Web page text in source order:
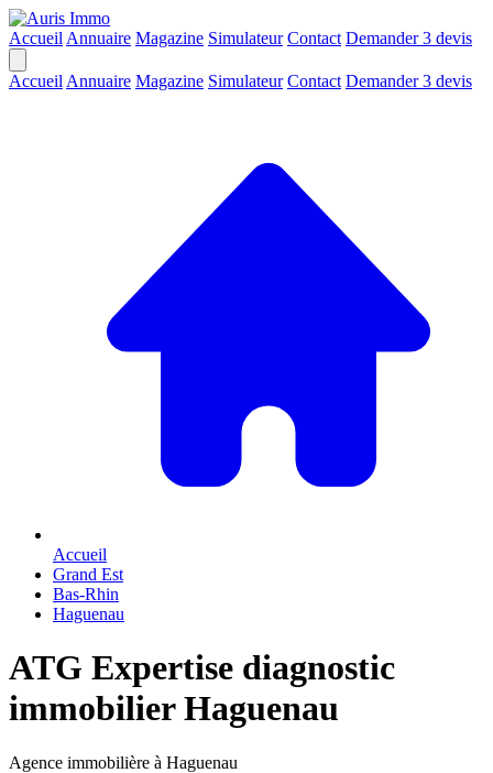
Accueil Annuaire Magazine Simulateur Contact Demander 3 devis
Accueil Annuaire Magazine Simulateur Contact Demander 3 devis
Accueil
Grand Est
Bas-Rhin
Haguenau
ATG Expertise diagnostic
immobilier Haguenau
Agence immobilière à Haguenau